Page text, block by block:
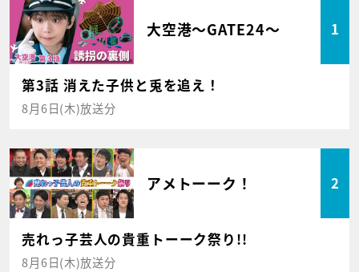
大空港～GATE24～ 1
第3話 消えた子供と兎を追え！
8月6日(木)放送分
アメトーーク！ 2
売れっ子芸人の貴重トーーク祭り!!
8月6日(木)放送分